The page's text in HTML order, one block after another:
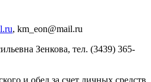
, km_eon@mail.ru
Зенкова, тел. (3439) 365-
и обед за счет личных средств